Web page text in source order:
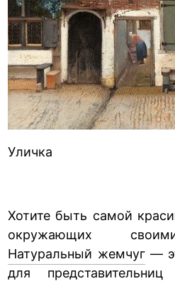
Уличка
Хотите быть самой
окружающих
Натуральный жемчуг—
для